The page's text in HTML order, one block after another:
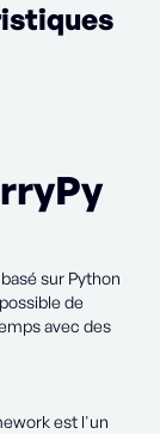
sur Python
de
avec des
est l'un